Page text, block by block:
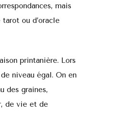
mais
ou d’oracle
printanière. Lors
niveau égal. On en
des graines,
de vie et de